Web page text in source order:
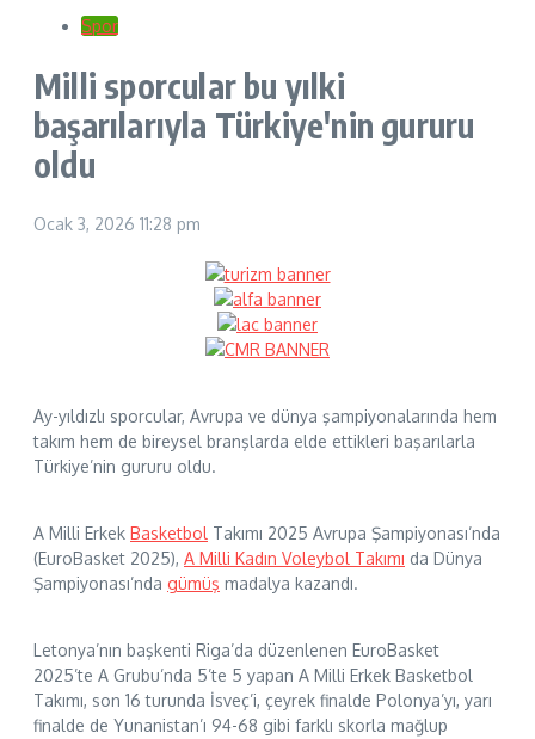
Spor
Milli sporcular bu yılki
başarılarıyla Türkiye'nin gururu
oldu
Ocak 3, 2026 11:28 pm
Ay-yıldızlı sporcular, Avrupa ve dünya şampiyonalarında hem
takım hem de bireysel branşlarda elde ettikleri başarılarla
Türkiye’nin gururu oldu.
A Milli Erkek Basketbol Takımı 2025 Avrupa Şampiyonası’nda
(EuroBasket 2025), A Milli Kadın Voleybol Takımı da Dünya
Şampiyonası’nda gümüş madalya kazandı.
Letonya’nın başkenti Riga’da düzenlenen EuroBasket
2025’te A Grubu’nda 5’te 5 yapan A Milli Erkek Basketbol
Takımı, son 16 turunda İsveç’i, çeyrek finalde Polonya’yı, yarı
finalde de Yunanistan’ı 94-68 gibi farklı skorla mağlup